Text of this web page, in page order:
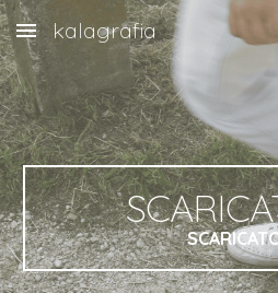
Skip to main content
kalagrafia